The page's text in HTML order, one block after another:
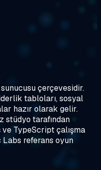
çerçevesidir.
tabloları, sosyal
hazır olarak gelir.
stüdyo tarafından
ve TypeScript çalışma
Labs referans oyun